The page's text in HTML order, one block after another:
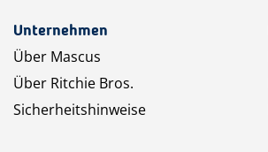
Unternehmen
Über Mascus
Über Ritchie Bros.
Sicherheitshinweise